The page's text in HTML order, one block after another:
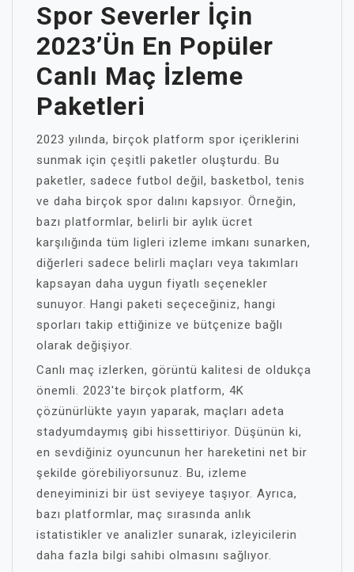
Spor Severler İçin
2023’ün En Popüler
Canlı Maç İzleme
Paketleri
2023 yılında, birçok platform spor içeriklerini
sunmak için çeşitli paketler oluşturdu. Bu
paketler, sadece futbol değil, basketbol, tenis
ve daha birçok spor dalını kapsıyor. Örneğin,
bazı platformlar, belirli bir aylık ücret
karşılığında tüm ligleri izleme imkanı sunarken,
diğerleri sadece belirli maçları veya takımları
kapsayan daha uygun fiyatlı seçenekler
sunuyor. Hangi paketi seçeceğiniz, hangi
sporları takip ettiğinize ve bütçenize bağlı
olarak değişiyor.
Canlı maç izlerken, görüntü kalitesi de oldukça
önemli. 2023'te birçok platform, 4K
çözünürlükte yayın yaparak, maçları adeta
stadyumdaymış gibi hissettiriyor. Düşünün ki,
en sevdiğiniz oyuncunun her hareketini net bir
şekilde görebiliyorsunuz. Bu, izleme
deneyiminizi bir üst seviyeye taşıyor. Ayrıca,
bazı platformlar, maç sırasında anlık
istatistikler ve analizler sunarak, izleyicilerin
daha fazla bilgi sahibi olmasını sağlıyor.